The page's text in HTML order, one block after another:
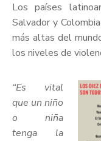
Los países
Salvador y
más altas del
los niveles de
“Es vital
que un niño
o niña
tenga la